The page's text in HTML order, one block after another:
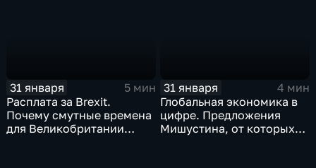
31 января
5 мин
Расплата за Brexit.
Почему смутные времена
для Великобритании
31 января
4 мин
Глобальная экономика в
цифре. Предложения
Мишустина, от которых